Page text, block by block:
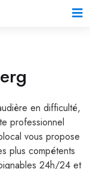
en difficulté,
professionnel
vous propose
plus compétents
24h/24 et